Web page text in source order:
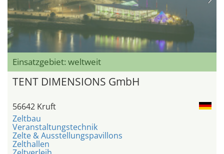
Einsatzgebiet: weltweit
TENT DIMENSIONS GmbH
56642 Kruft
Zeltbau
Veranstaltungstechnik
Zelte & Ausstellungspavillons
Zelthallen